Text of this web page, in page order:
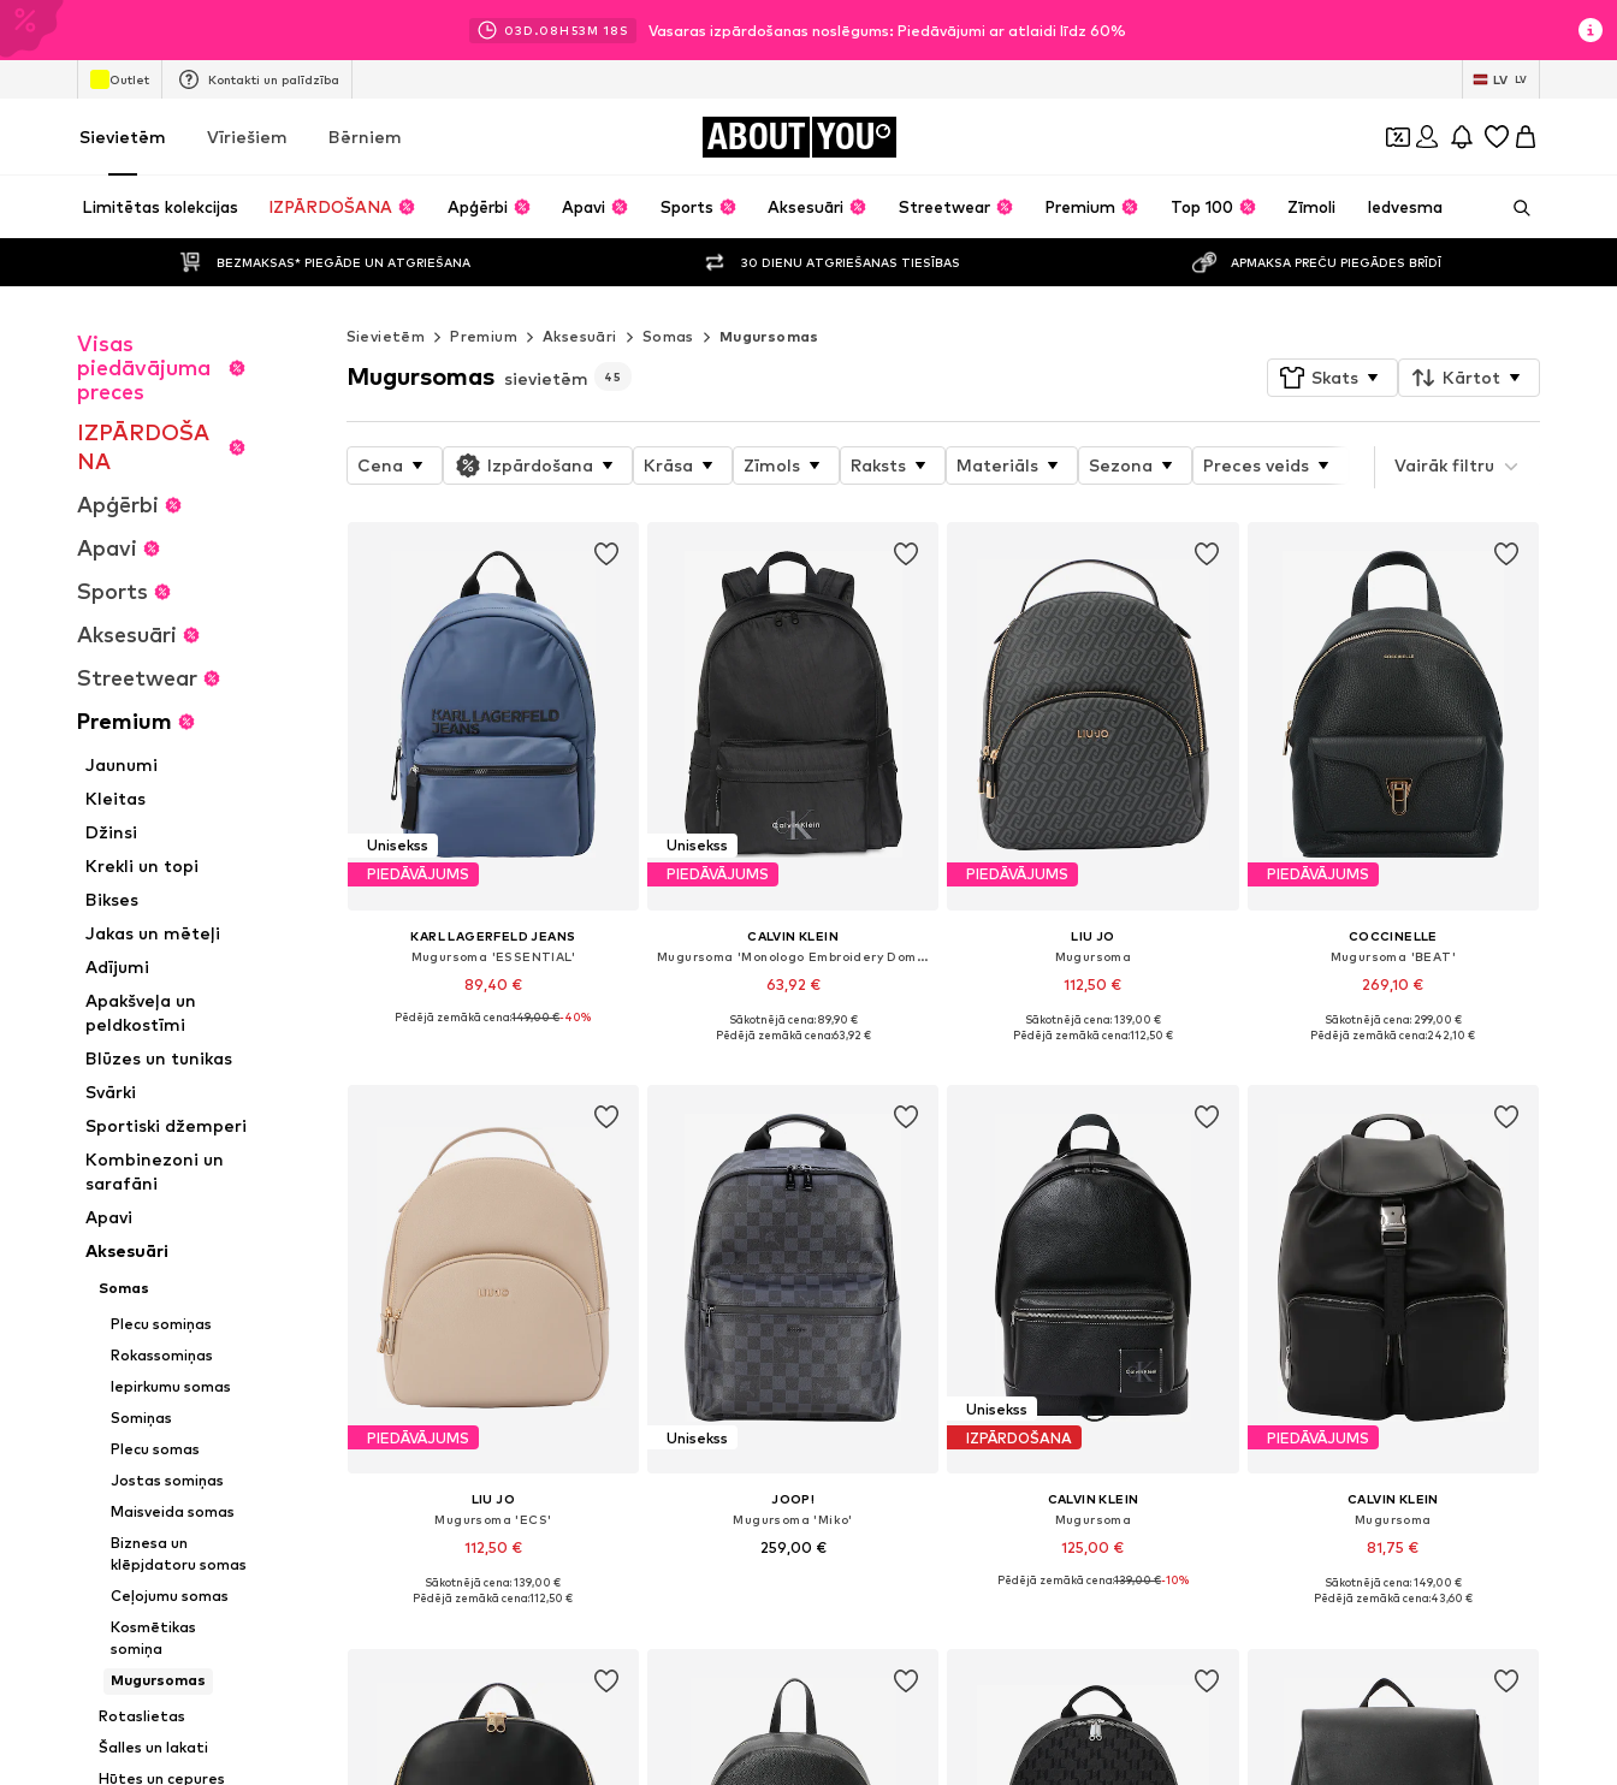
03D.08H 53M 15 S Vasaras izpārdošanas noslēgums: Piedāvājumi ar atlaidi līdz 60%
Outlet Kontakti un palīdzība LV LV
Sievietēm Vīriešiem Bērniem ABOUT YOU
Limitētas kolekcijas IZPĀRDOŠANA Apģērbi Apavi Sports Aksesuāri Streetwear Premium Top 100 Zīmoli Iedvesma
BEZMAKSAS* PIEGĀDE UN ATGRIEŠANA 30 DIENU ATGRIEŠANAS TIESĪBAS APMAKSA PREČU PIEGĀDES BRĪDĪ
Visas
piedāvājuma
preces
IZPĀRDOŠA
NA
Apģērbi
Apavi
Sports
Aksesuāri
Streetwear
Premium
Jaunumi
Kleitas
Džinsi
Krekli un topi
Bikses
Jakas un mēteļi
Adījumi
Apakšveļa un
peldkostīmi
Blūzes un tunikas
Svārki
Sportiski džemperi
Kombinezoni un
sarafāni
Apavi
Aksesuāri
Somas
Plecu somiņas
Rokassomiņas
Iepirkumu somas
Somiņas
Plecu somas
Jostas somiņas
Maisveida somas
Biznesa un
klēpjdatoru somas
Ceļojumu somas
Kosmētikas
somiņa
Mugursomas
Rotaslietas
Šalles un lakati
Hūtes un cepures
Sievietēm Premium Aksesuāri Somas Mugursomas
Mugursomas sievietēm 45 Skats Kārtot
Cena Izpārdošana Krāsa Zīmols Raksts Materiāls Sezona Preces veids Produkta īpašības
Vairāk filtru
Unisekss
PIEDĀVĀJUMS
KARL LAGERFELD JEANS
Mugursoma 'ESSENTIAL'
89,40 €
Pieejamie izmēri: One Size
Pēdējā zemākā cena:149,00 €-40%
Unisekss
PIEDĀVĀJUMS
CALVIN KLEIN
Mugursoma 'Monologo Embroidery Dome'
63,92 €
Pieejamie izmēri: One Size
Sākotnējā cena: 89,90 €
Pēdējā zemākā cena:63,92 €
PIEDĀVĀJUMS
LIU JO
Mugursoma
112,50 €
Pieejamie izmēri: One Size
Sākotnējā cena: 139,00 €
Pēdējā zemākā cena:112,50 €
PIEDĀVĀJUMS
COCCINELLE
Mugursoma 'BEAT'
269,10 €
Pieejamie izmēri: One Size
Sākotnējā cena: 299,00 €
Pēdējā zemākā cena:242,10 €
PIEDĀVĀJUMS
LIU JO
Mugursoma 'ECS'
112,50 €
Pieejamie izmēri: One Size
Sākotnējā cena: 139,00 €
Pēdējā zemākā cena:112,50 €
Unisekss
JOOP!
Mugursoma 'Miko'
259,00 €
Unisekss
IZPĀRDOŠANA
CALVIN KLEIN
Mugursoma
125,00 €
Pieejamie izmēri: One Size
Pēdējā zemākā cena:139,00 €-10%
PIEDĀVĀJUMS
CALVIN KLEIN
Mugursoma
81,75 €
Pieejamie izmēri: One Size
Sākotnējā cena: 149,00 €
Pēdējā zemākā cena:43,60 €